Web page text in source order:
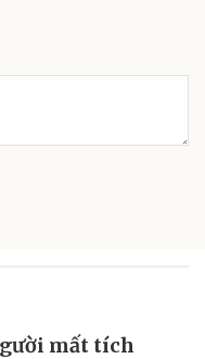
mất tích